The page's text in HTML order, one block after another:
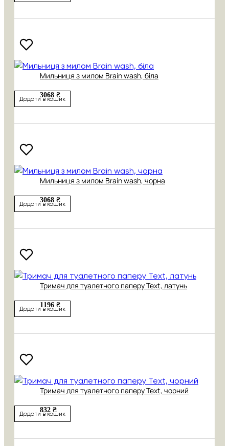
Мильниця з милом Brain wash, біла
3068 ₴
Додати в кошик
Мильниця з милом Brain wash, чорна
3068 ₴
Додати в кошик
Тримач для туалетного паперу Text, латунь
1196 ₴
Додати в кошик
Тримач для туалетного паперу Text, чорний
832 ₴
Додати в кошик